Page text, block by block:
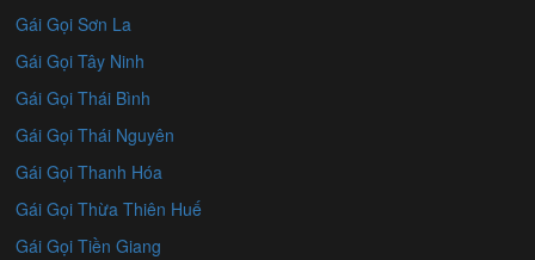
Gái Gọi Sơn La
Gái Gọi Tây Ninh
Gái Gọi Thái Bình
Gái Gọi Thái Nguyên
Gái Gọi Thanh Hóa
Gái Gọi Thừa Thiên Huế
Gái Gọi Tiền Giang